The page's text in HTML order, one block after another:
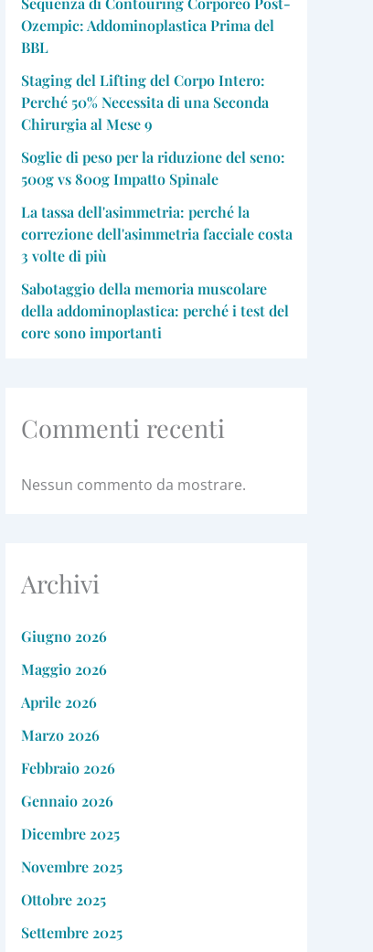
Ozempic: Addominoplastica Prima del
BBL
Staging del Lifting del Corpo Intero:
Perché 50% Necessita di una Seconda
Chirurgia al Mese 9
Soglie di peso per la riduzione del seno:
500g vs 800g Impatto Spinale
La tassa dell'asimmetria: perché la
correzione dell'asimmetria facciale costa
3 volte di più
Sabotaggio della memoria muscolare
della addominoplastica: perché i test del
core sono importanti
Commenti recenti
Nessun commento da mostrare.
Archivi
Giugno 2026
Maggio 2026
Aprile 2026
Marzo 2026
Febbraio 2026
Gennaio 2026
Dicembre 2025
Novembre 2025
Ottobre 2025
Settembre 2025